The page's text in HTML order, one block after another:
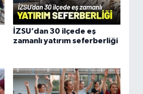
İZSU’dan 30 ilçede eş
zamanlı yatırım seferberliği